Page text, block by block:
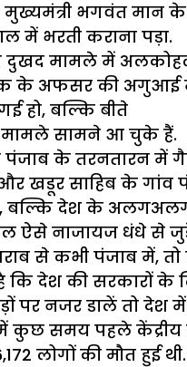
भगवंत मान
में भरती कराना पड़ा.
मामले में अलकोहल
के अफसर की अगुआई में
हो, बल्कि बीते
सामने आ चुके हैं.
पंजाब के तरनतारन में
खडूर साहिब के गांव
देश के अलगअलग
ऐसे नाजायज धंधे से
से कभी पंजाब में, तो
देश की सरकारों के
नजर डालें तो देश में
समय पहले केंद्रीय
लोगों की मौत हुई थी.